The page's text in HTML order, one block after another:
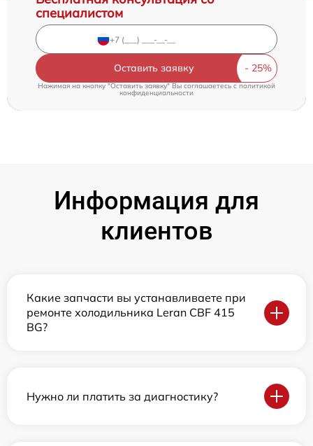
специалистом
Оставить заявку
Нажимая на кнопку "Оставить заявку" Вы соглашаетесь c политикой
конфиденциальности
Информация для
клиентов
Какие запчасти вы устанавливаете при
ремонте холодильника Leran CBF 415
BG?
Нужно ли платить за диагностику?